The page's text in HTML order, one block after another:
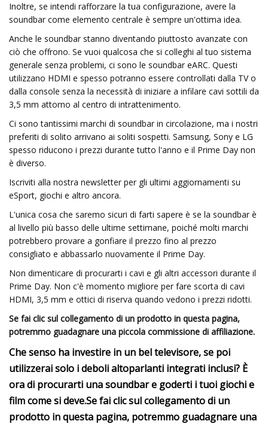
Inoltre, se intendi rafforzare la tua configurazione, avere la
soundbar come elemento centrale è sempre un'ottima idea.
Anche le soundbar stanno diventando piuttosto avanzate con
ciò che offrono. Se vuoi qualcosa che si colleghi al tuo sistema
generale senza problemi, ci sono le soundbar eARC. Questi
utilizzano HDMI e spesso potranno essere controllati dalla TV o
dalla console senza la necessità di iniziare a infilare cavi sottili da
3,5 mm attorno al centro di intrattenimento.
Ci sono tantissimi marchi di soundbar in circolazione, ma i nostri
preferiti di solito arrivano ai soliti sospetti. Samsung, Sony e LG
spesso riducono i prezzi durante tutto l'anno e il Prime Day non
è diverso.
Iscriviti alla nostra newsletter per gli ultimi aggiornamenti su
eSport, giochi e altro ancora.
L'unica cosa che saremo sicuri di farti sapere è se la soundbar è
al livello più basso delle ultime settimane, poiché molti marchi
potrebbero provare a gonfiare il prezzo fino al prezzo
consigliato e abbassarlo nuovamente il Prime Day.
Non dimenticare di procurarti i cavi e gli altri accessori durante il
Prime Day. Non c'è momento migliore per fare scorta di cavi
HDMI, 3,5 mm e ottici di riserva quando vedono i prezzi ridotti.
Se fai clic sul collegamento di un prodotto in questa pagina,
potremmo guadagnare una piccola commissione di affiliazione.
Che senso ha investire in un bel televisore, se poi
utilizzerai solo i deboli altoparlanti integrati inclusi? È
ora di procurarti una soundbar e goderti i tuoi giochi e
film come si deve.Se fai clic sul collegamento di un
prodotto in questa pagina, potremmo guadagnare una